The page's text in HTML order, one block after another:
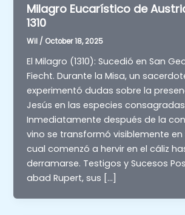
Milagro Eucarístico de
1310
Wil / October 18, 2025
El Milagro (1310): Sucedió en San
Fiecht. Durante la Misa, un
experimentó dudas sobre la
Jesús en las especies
Inmediatamente después de la
vino se transformó visiblemente en
cual comenzó a hervir en el cáliz
derramarse. Testigos y Sucesos
abad Rupert, sus […]